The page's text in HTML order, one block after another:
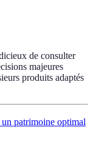
de consulter
majeures
produits adaptés
patrimoine optimal